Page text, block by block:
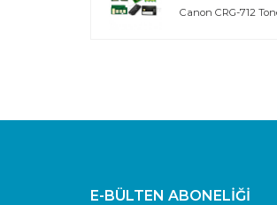
Canon CRG-712
E-BÜLTEN ABONELİĞİ